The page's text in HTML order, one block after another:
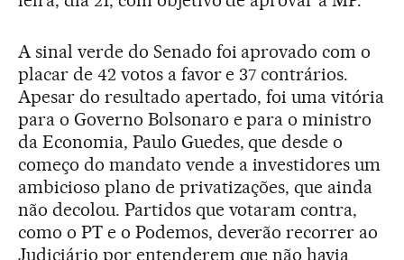
A sinal verde do Senado foi aprovado com o
placar de 42 votos a favor e 37 contrários.
Apesar do resultado apertado, foi uma vitória
para o Governo Bolsonaro e para o ministro
da Economia, Paulo Guedes, que desde o
começo do mandato vende a investidores um
ambicioso plano de privatizações, que ainda
não decolou. Partidos que votaram contra,
como o PT e o Podemos, deverão recorrer ao
Judiciário por entenderem que não havia